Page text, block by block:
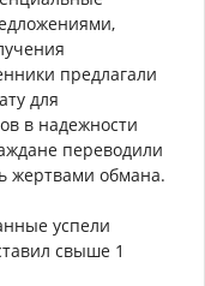
предлагали
для
в надежности
переводили
жертвами обмана.
успели
свыше 1